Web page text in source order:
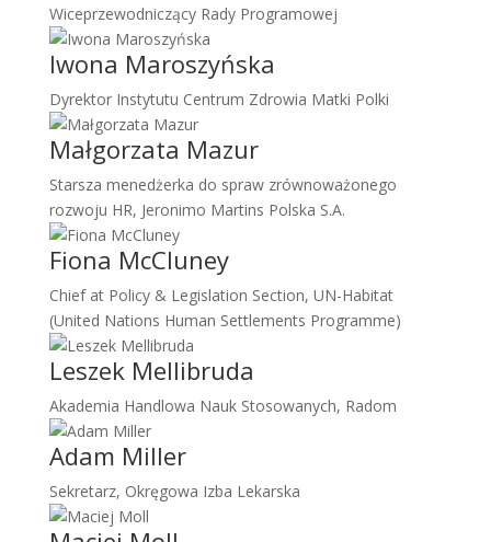
Wiceprzewodniczący Rady Programowej
Iwona Maroszyńska
Dyrektor Instytutu Centrum Zdrowia Matki Polki
Małgorzata Mazur
Starsza menedżerka do spraw zrównoważonego
rozwoju HR, Jeronimo Martins Polska S.A.
Fiona McCluney
Chief at Policy & Legislation Section, UN-Habitat
(United Nations Human Settlements Programme)
Leszek Mellibruda
Akademia Handlowa Nauk Stosowanych, Radom
Adam Miller
Sekretarz, Okręgowa Izba Lekarska